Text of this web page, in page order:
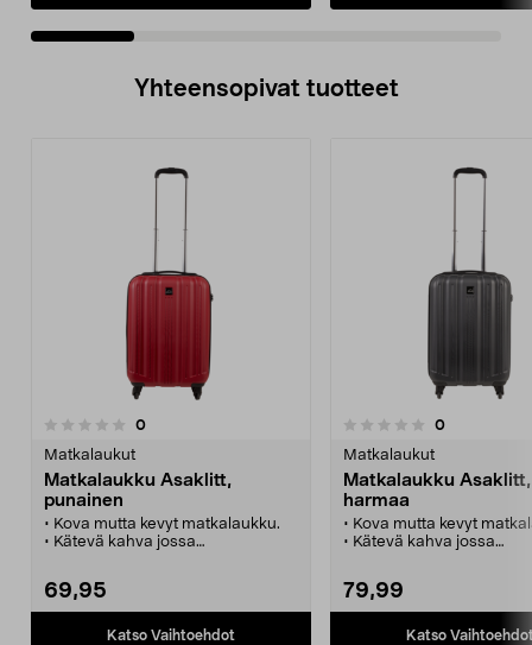
Yhteensopivat tuotteet
0arvostelut
Matkalaukut
Matkalaukku Asaklitt,
punainen
• Kova mutta kevyt matkalaukku.
• Kätevä kahva jossa
jotka voidaan vaihtaa.
• Turvallinen ostos – 5 vuoden
69,95
Katso Vaihtoehdot
0.0 viidestä
0arvostelut
Matkalaukut
Matkalaukku Asaklitt,
harmaa
• Kova mutta kevyt
• Kätevä kahva jossa
jotka voidaan vaihtaa.
• Turvallinen ostos – 5
79,99
Katso